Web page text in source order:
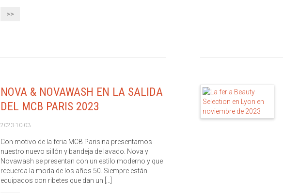
>>
NOVA & NOVAWASH EN LA SALIDA
DEL MCB PARIS 2023
2023-10-03
Con motivo de la feria MCB Parisina presentamos
nuestro nuevo sillón y bandeja de lavado. Nova y
Novawash se presentan con un estilo moderno y que
recuerda la moda de los años 50. Siempre están
equipados con ribetes que dan un [...]